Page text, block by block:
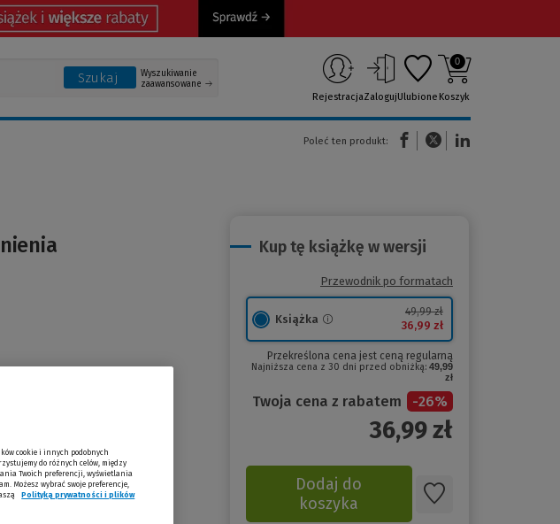
Szukaj
Wyszukiwanie
zaawansowane
RejestracjaZalogujUlubione
0
Koszyk
Poleć ten produkt:
(Nowe okno)(Link do innej strony)
Kup tę książkę w wersji
Przewodnik po formatach
Książka
49,99 zł
36,99 zł
Przekreślona cena jest ceną regularną
Najniższa cena z 30 dni przed obniżką: 49,99
zł
Twoja cena z rabatem -26%
36,99zł
Dodaj do
koszyka
cookie i innych podobnych
do różnych celów, między
Twoich preferencji, wyświetlania
Możesz wybrać swoje preferencje,
Polityką prywatności i plików